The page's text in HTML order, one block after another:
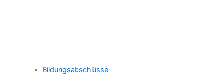
Bildungsabschlüsse